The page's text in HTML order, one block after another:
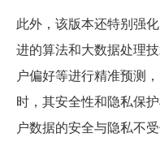
此外，该版本还特别强
进的算法和大数据处理
户偏好等进行精准预测
时，其安全性和隐私保
户数据的安全与隐私不受